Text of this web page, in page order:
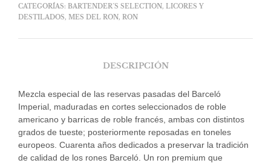
CATEGORÍAS: BARTENDER´S SELECTION, LICORES Y
DESTILADOS, MES DEL RON, RON
DESCRIPCIÓN
Mezcla especial de las reservas pasadas del Barceló
Imperial, maduradas en cortes seleccionados de roble
americano y barricas de roble francés, ambas con distintos
grados de tueste; posteriormente reposadas en toneles
europeos. Cuarenta años dedicados a preservar la tradición
de calidad de los rones Barceló. Un ron premium que